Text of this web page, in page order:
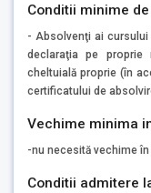
Conditii minime
- Absolvenţi ai
declaraţia pe proprie
cheltuială proprie (în
certificatului de
Vechime minima
-nu necesită vechime
Conditii admitere